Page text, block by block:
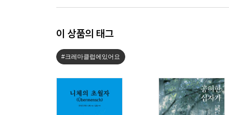
이 상품의 태그
#크레마클럽에있어요